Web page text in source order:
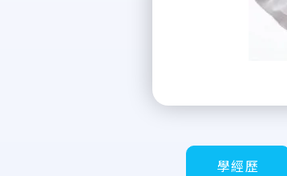
學經歷